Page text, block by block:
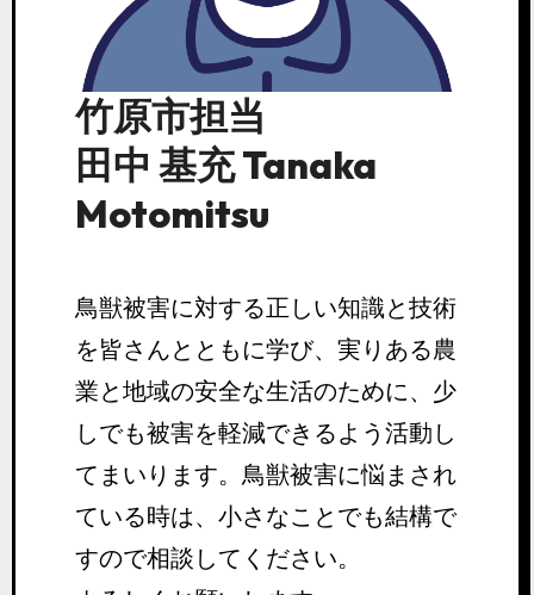
竹原市担当
田中 基充 Tanaka
Motomitsu
鳥獣被害に対する正しい知識と技術
を皆さんとともに学び、実りある農
業と地域の安全な生活のために、少
しでも被害を軽減できるよう活動し
てまいります。鳥獣被害に悩まされ
ている時は、小さなことでも結構で
すので相談してください。